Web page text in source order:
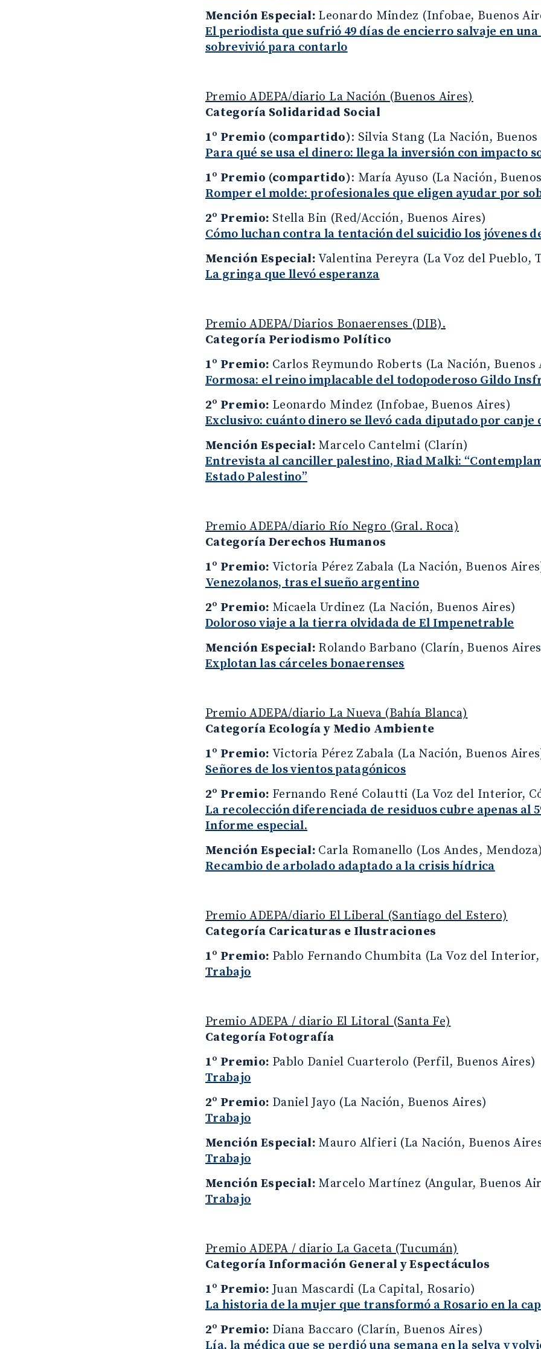
Mención Especial: Leonardo Mindez (Infobae, Buenos
El periodista que sufrió 49 días de encierro salvaje en
sobrevivió para contarlo
Premio ADEPA/diario La Nación (Buenos Aires)
Categoría Solidaridad Social
1º Premio (compartido): Silvia Stang (La Nación,
Para qué se usa el dinero: llega la inversión con impacto
1º Premio (compartido): María Ayuso (La Nación,
Romper el molde: profesionales que eligen ayudar por
2º Premio: Stella Bin (Red/Acción, Buenos Aires)
Cómo luchan contra la tentación del suicidio los jóvenes
Mención Especial:Valentina Pereyra (La Voz del Pueblo,
La gringa que llevó esperanza
Premio ADEPA/Diarios Bonaerenses (DIB).
Categoría Periodismo Político
1º Premio: Carlos Reymundo Roberts (La Nación, Buenos
Formosa: el reino implacable del todopoderoso Gildo
2º Premio: Leonardo Mindez (Infobae, Buenos Aires)
Exclusivo: cuánto dinero se llevó cada diputado por canje
Mención Especial: Marcelo Cantelmi (Clarín)
Entrevista al canciller palestino, Riad Malki:
Estado Palestino”
Premio ADEPA/diario Río Negro (Gral. Roca)
Categoría Derechos Humanos
1º Premio: Victoria Pérez Zabala (La Nación, Buenos
Venezolanos, tras el sueño argentino
2º Premio: Micaela Urdinez (La Nación, Buenos Aires)
Doloroso viaje a la tierra olvidada de El Impenetrable
Mención Especial: Rolando Barbano (Clarín, Buenos
Explotan las cárceles bonaerenses
Premio ADEPA/diario La Nueva (Bahía Blanca)
Categoría Ecología y Medio Ambiente
1º Premio: Victoria Pérez Zabala (La Nación, Buenos
Señores de los vientos patagónicos
2º Premio: Fernando René Colautti (La Voz del Interior,
La recolección diferenciada de residuos cubre apenas al
Informe especial.
Mención Especial: Carla Romanello (Los Andes, Mendoza)
Recambio de arbolado adaptado a la crisis hídrica
Premio ADEPA/diario El Liberal (Santiago del Estero)
Categoría Caricaturas e Ilustraciones
1º Premio: Pablo Fernando Chumbita (La Voz del
Trabajo
Premio ADEPA / diario El Litoral (Santa Fe)
Categoría Fotografía
1º Premio: Pablo Daniel Cuarterolo (Perfil, Buenos Aires)
Trabajo
2º Premio: Daniel Jayo (La Nación, Buenos Aires)
Trabajo
Mención Especial: Mauro Alfieri (La Nación, Buenos
Trabajo
Mención Especial: Marcelo Martínez (Angular, Buenos
Trabajo
Premio ADEPA / diario La Gaceta (Tucumán)
Categoría Información General y Espectáculos
1º Premio:Juan Mascardi (La Capital, Rosario)
La historia de la mujer que transformó a Rosario en la
2º Premio: Diana Baccaro (Clarín, Buenos Aires)
Lía, la médica que se perdió una semana en la selva y